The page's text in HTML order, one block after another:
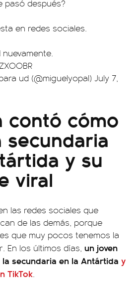
pasó después?
en redes sociales.
ud (@miguelyopal) July 7,
contó cómo
secundaria
y su
viral
las redes sociales que
de las demás, porque
que muy pocos tenemos la
En los últimos días, un joven
secundaria en la Antártida y
TikTok.